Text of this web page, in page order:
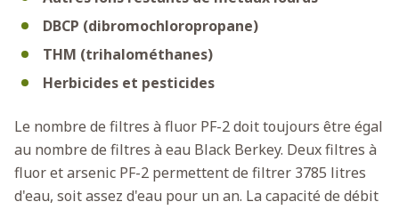
DBCP (dibromochloropropane)
THM (trihalométhanes)
Herbicides et pesticides
Le nombre de filtres à fluor PF-2 doit toujours être égal
au nombre de filtres à eau Black Berkey. Deux filtres à
fluor et arsenic PF-2 permettent de filtrer 3785 litres
d'eau, soit assez d'eau pour un an. La capacité de débit